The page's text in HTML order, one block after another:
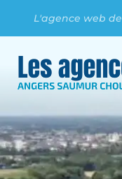
L'agence web